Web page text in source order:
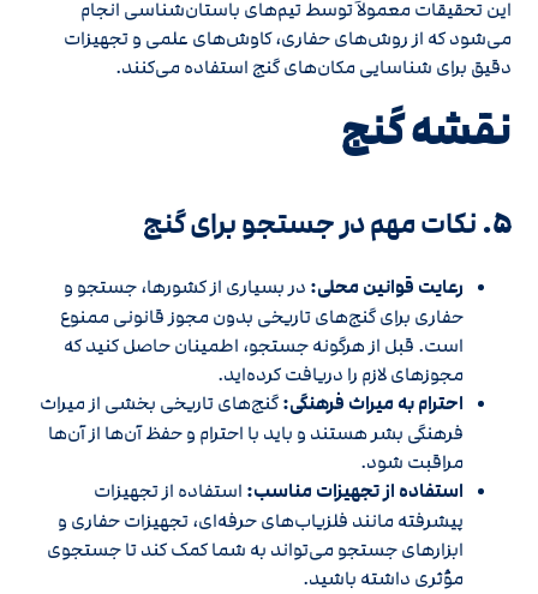
این تحقیقات معمولاً توسط تیم‌های باستان‌شناسی انجام
می‌شود که از روش‌های حفاری، کاوش‌های علمی و تجهیزات
دقیق برای شناسایی مکان‌های گنج استفاده می‌کنند.
نقشه گنج
۵. نکات مهم در جستجو برای گنج
رعایت قوانین محلی: در بسیاری از کشورها، جستجو و
حفاری برای گنج‌های تاریخی بدون مجوز قانونی ممنوع
است. قبل از هرگونه جستجو، اطمینان حاصل کنید که
مجوزهای لازم را دریافت کرده‌اید.
احترام به میراث فرهنگی:گنج‌های تاریخی بخشی از میراث
فرهنگی بشر هستند و باید با احترام و حفظ آن‌ها از آن‌ها
مراقبت شود.
استفاده از تجهیزات مناسب: استفاده از تجهیزات
پیشرفته مانند فلزیاب‌های حرفه‌ای، تجهیزات حفاری و
ابزارهای جستجو می‌تواند به شما کمک کند تا جستجوی
مؤثری داشته باشید.